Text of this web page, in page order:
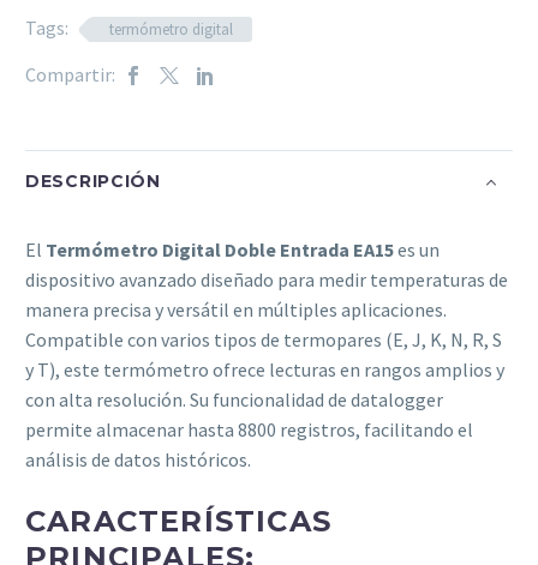
Tags:
termómetro digital
Compartir:
DESCRIPCIÓN
El Termómetro Digital Doble Entrada EA15es un
dispositivo avanzado diseñado para medir temperaturas de
manera precisa y versátil en múltiples aplicaciones.
Compatible con varios tipos de termopares (E, J, K, N, R, S
y T), este termómetro ofrece lecturas en rangos amplios y
con alta resolución. Su funcionalidad de datalogger
permite almacenar hasta 8800 registros, facilitando el
análisis de datos históricos.
CARACTERÍSTICAS
PRINCIPALES: